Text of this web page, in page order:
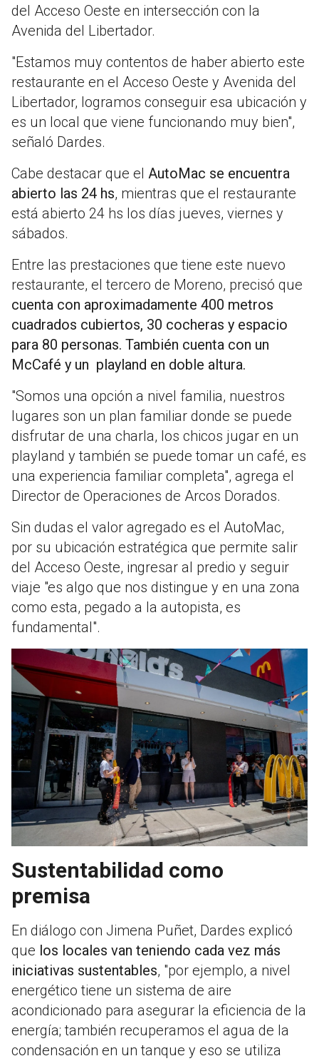
del Acceso Oeste en intersección con la
Avenida del Libertador.
"Estamos muy contentos de haber abierto este
restaurante en el Acceso Oeste y Avenida del
Libertador, logramos conseguir esa ubicación y
es un local que viene funcionando muy bien",
señaló Dardes.
Cabe destacar que el AutoMac se encuentra
abierto las 24 hs, mientras que el restaurante
está abierto 24 hs los días jueves, viernes y
sábados.
Entre las prestaciones que tiene este nuevo
restaurante, el tercero de Moreno, precisó que
cuenta con aproximadamente 400 metros
cuadrados cubiertos, 30 cocheras y espacio
para 80 personas. También cuenta con un
McCafé y un playland en doble altura.
"Somos una opción a nivel familia, nuestros
lugares son un plan familiar donde se puede
disfrutar de una charla, los chicos jugar en un
playland y también se puede tomar un café, es
una experiencia familiar completa", agrega el
Director de Operaciones de Arcos Dorados.
Sin dudas el valor agregado es el AutoMac,
por su ubicación estratégica que permite salir
del Acceso Oeste, ingresar al predio y seguir
viaje "es algo que nos distingue y en una zona
como esta, pegado a la autopista, es
fundamental".
Sustentabilidad como
premisa
En diálogo con Jimena Puñet, Dardes explicó
que los locales van teniendo cada vez más
iniciativas sustentables, "por ejemplo, a nivel
energético tiene un sistema de aire
acondicionado para asegurar la eficiencia de la
energía; también recuperamos el agua de la
condensación en un tanque y eso se utiliza